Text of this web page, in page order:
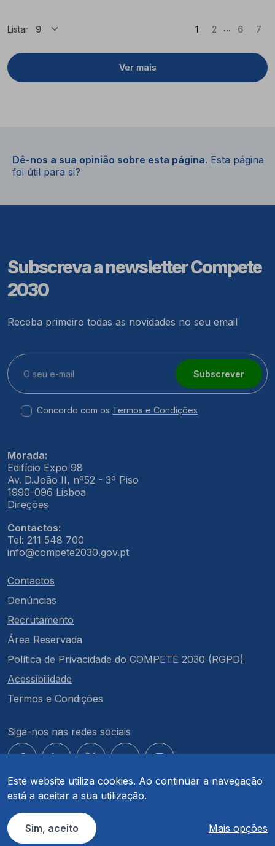
Este website utiliza cookies. Ao continuar a navegação
está a aceitar a sua utilização.
Sim, aceito Mais opções
Listar
Ver mais
1 (Atual)
2 ... 6 7
Dê-nos a sua opinião sobre esta página. Esta página
foi útil para si?
Subscreva a newsletter Compete
2030
Receba primeiro todas as novidades no seu email
Subscrever
Concordo com os Termos e Condições
Morada:
Edifício Expo 98
Av. D.João II, nº52 - 3º Piso
1990-096 Lisboa
Direções
Contactos:
Tel: 211 548 700
info@compete2030.gov.pt
Contactos
Denúncias
Recrutamento
Área Reservada
Política de Privacidade do COMPETE 2030 (RGPD)
Acessibilidade
Termos e Condições
Siga-nos nas redes sociais
© COMPETE 2030. Todos os direitos reservados.